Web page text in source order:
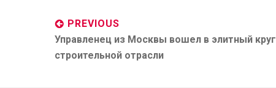
PREVIOUS
Previous
post:
Управленец из Москвы вошел в элитный круг
строительной отрасли